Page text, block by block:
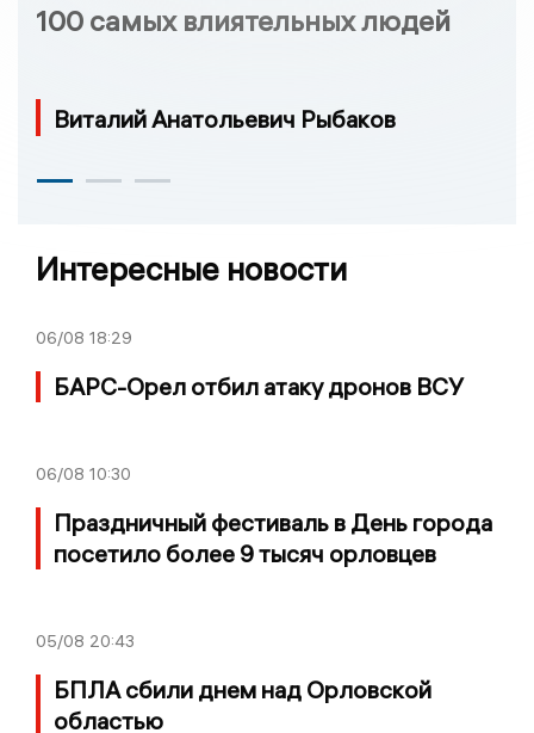
100 самых влиятельных людей
Виталий Анатольевич Рыбаков
Интересные новости
06/08 18:29
БАРС-Орел отбил атаку дронов ВСУ
06/08 10:30
Праздничный фестиваль в День города
посетило более 9 тысяч орловцев
05/08 20:43
БПЛА сбили днем над Орловской
областью